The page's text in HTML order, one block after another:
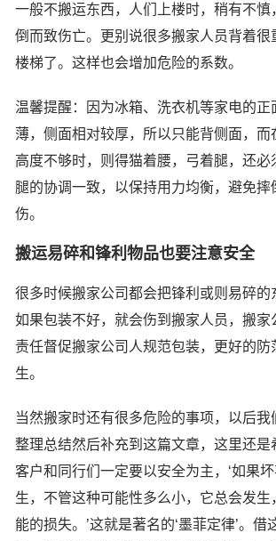
一般不搬运东西，人们上楼时，稍有不慎
倒而致伤亡。更别说很多搬家人员背着很
楼梯了。这样也会增加危险的系数。
温馨提醒：因为冰箱、洗衣机等家电的正
薄，侧面相对较厚，所以只能背侧面，而
高度不够时，则得猫着腰，弓着腿，还必
腿的协调一致，以保持用力均衡，避免摔
伤。
搬运易碎和锋利物品也要注意安全
很多时候搬家公司都会把锋利或则易碎的
如果包装不好，就会伤到搬家人员，搬家
责任督促搬家公司人规范包装，更好的防
生。
当然搬家时还有很多危险的事项，以后我
整理总结然后补充到这篇文章，这里还是
客户和同行们一定要以安全为主，‘如果
生，不管这种可能性多么小，它总会发生
能的损失。’这就是著名的‘墨菲定律’。借